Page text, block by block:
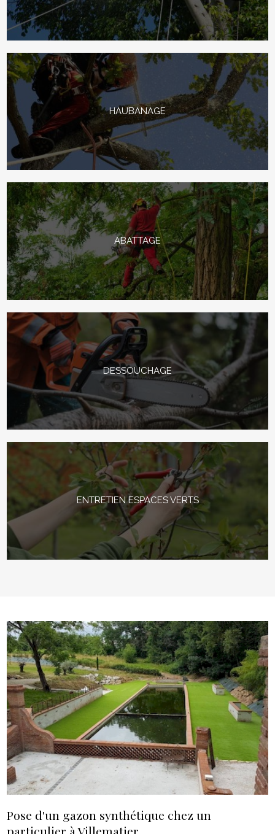
HAUBANAGE
ABATTAGE
DESSOUCHAGE
ENTRETIEN ESPACES VERTS
Pose d'un gazon synthétique chez un